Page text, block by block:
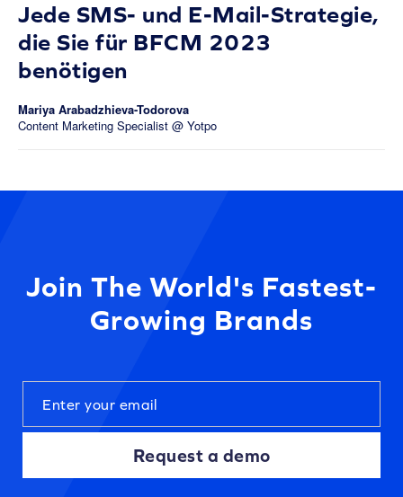
Jede SMS- und E-Mail-Strategie,
die Sie für BFCM 2023
benötigen
Mariya Arabadzhieva-Todorova
Content Marketing Specialist @ Yotpo
Join The World's Fastest-
Growing Brands
Request a demo